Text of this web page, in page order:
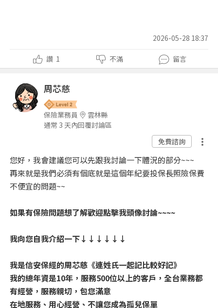
2026-05-28 18:37
讚 1 不滿 留言
周芯慈
保險業務員
雲林縣
通常 3 天內回覆討論區
免費諮詢
您好，我會建議您可以先跟我討論一下體況的部分~~~
再來就是我們必須有個底就是這個年紀要投保長照險保費
不便宜的問題~~
如果有保險問題想了解歡迎點擊我頭像討論~~~~
我向您自我介紹一下↓↓↓↓↓↓
我是信安保經的周芯慈《連姓氏一起記比較好記》
我的總年資是10年，服務500位以上的客戶，全台業務都
有經營，服務親切，包您滿意
在地服務、用心經營、不讓您成為孤兒保單